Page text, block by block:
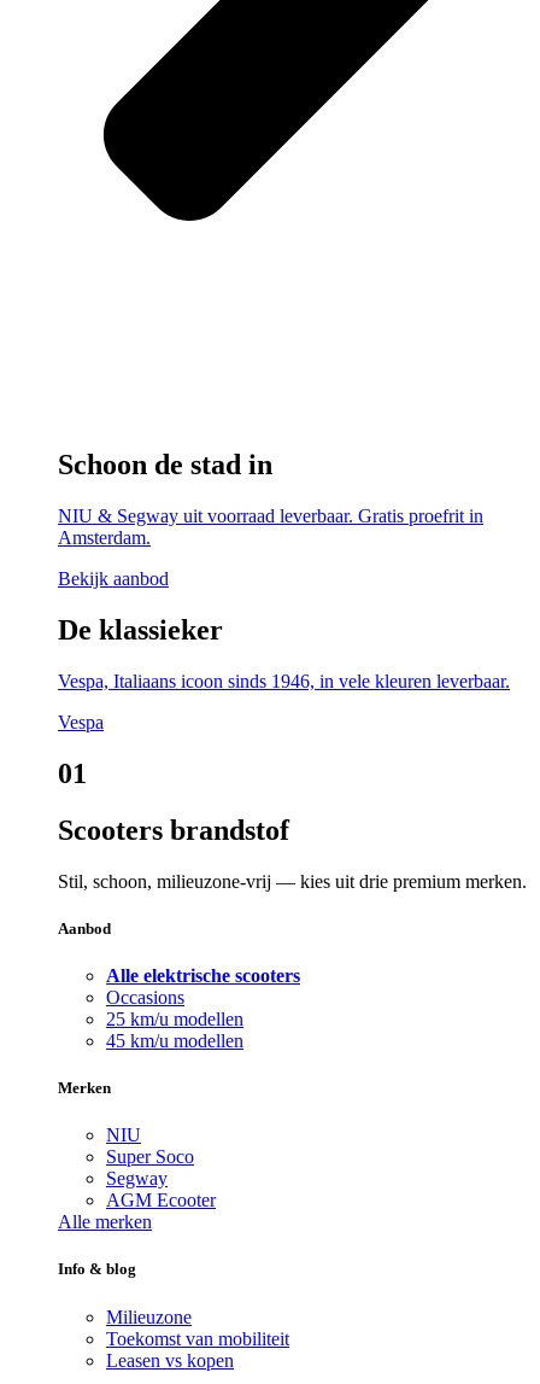
Schoon de stad in
NIU & Segway uit voorraad leverbaar. Gratis proefrit in
Amsterdam.
Bekijk aanbod
De klassieker
Vespa, Italiaans icoon sinds 1946, in vele kleuren leverbaar.
Vespa
01
Scooters brandstof
Stil, schoon, milieuzone-vrij — kies uit drie premium merken.
Aanbod
Alle elektrische scooters
Occasions
25 km/u modellen
45 km/u modellen
Merken
NIU
Super Soco
Segway
AGM Ecooter
Alle merken
Info & blog
Milieuzone
Toekomst van mobiliteit
Leasen vs kopen